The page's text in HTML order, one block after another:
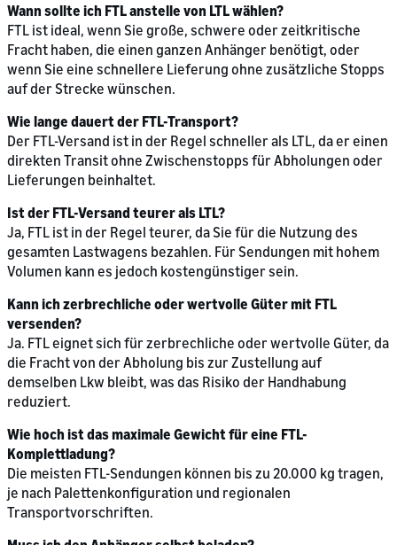
Wann sollte ich FTL anstelle von LTL wählen?
FTL ist ideal, wenn Sie große, schwere oder zeitkritische
Fracht haben, die einen ganzen Anhänger benötigt, oder
wenn Sie eine schnellere Lieferung ohne zusätzliche Stopps
auf der Strecke wünschen.
Wie lange dauert der FTL-Transport?
Der FTL-Versand ist in der Regel schneller als LTL, da er einen
direkten Transit ohne Zwischenstopps für Abholungen oder
Lieferungen beinhaltet.
Ist der FTL-Versand teurer als LTL?
Ja, FTL ist in der Regel teurer, da Sie für die Nutzung des
gesamten Lastwagens bezahlen. Für Sendungen mit hohem
Volumen kann es jedoch kostengünstiger sein.
Kann ich zerbrechliche oder wertvolle Güter mit FTL
versenden?
Ja. FTL eignet sich für zerbrechliche oder wertvolle Güter, da
die Fracht von der Abholung bis zur Zustellung auf
demselben Lkw bleibt, was das Risiko der Handhabung
reduziert.
Wie hoch ist das maximale Gewicht für eine FTL-
Komplettladung?
Die meisten FTL-Sendungen können bis zu 20.000 kg tragen,
je nach Palettenkonfiguration und regionalen
Transportvorschriften.